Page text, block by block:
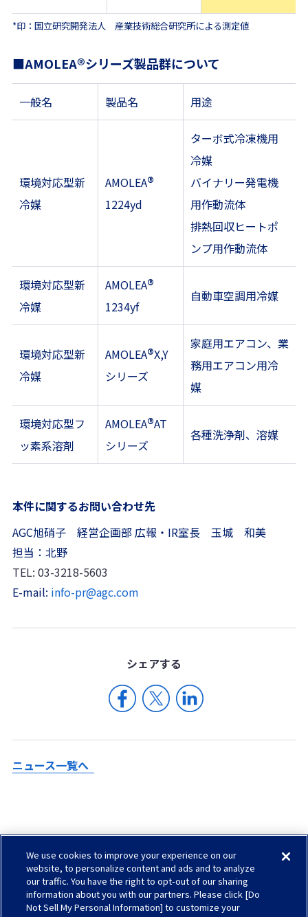
*印：国立研究開発法人 産業技術総合研究所による測定値
■AMOLEA®シリーズ製品群について
一般名 製品名 用途
環境対応型新
冷媒
AMOLEA®
1224yd
ターボ式冷凍機用
冷媒
バイナリー発電機
用作動流体
排熱回収ヒートポ
ンプ用作動流体
環境対応型新
冷媒
AMOLEA®
1234yf
自動車空調用冷媒
環境対応型新
冷媒
AMOLEA®X,Y
シリーズ
家庭用エアコン、業
務用エアコン用冷
媒
環境対応型フ
ッ素系溶剤
AMOLEA®AT
シリーズ
各種洗浄剤、溶媒
本件に関するお問い合わせ先
AGC旭硝子 経営企画部 広報・IR室長 玉城 和美
担当：北野
TEL: 03-3218-5603
E-mail: info-pr@agc.com
シェアする
ニュース一覧へ
Check in AGC
サイトマップ
ソーシャルメディアについて
We use cookies to improve your experience on our
website, to personalize content and ads and to analyze
our traffic. You have the right to opt-out of our sharing
information about you with our partners. Please click [Do
Not Sell My Personal Information] to customize your